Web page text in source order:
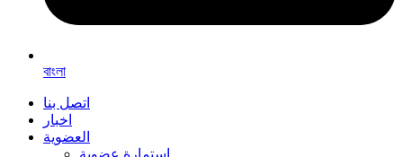
বাংলা
اتصل بنا
اخبار
العضوية